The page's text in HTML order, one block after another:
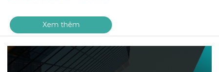
Xem thêm